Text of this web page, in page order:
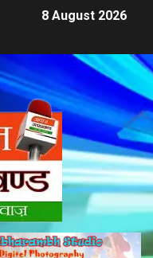
8 August 2026